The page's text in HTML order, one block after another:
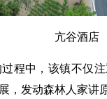
亢谷酒店
中，该镇不仅注
，发动森林人家讲